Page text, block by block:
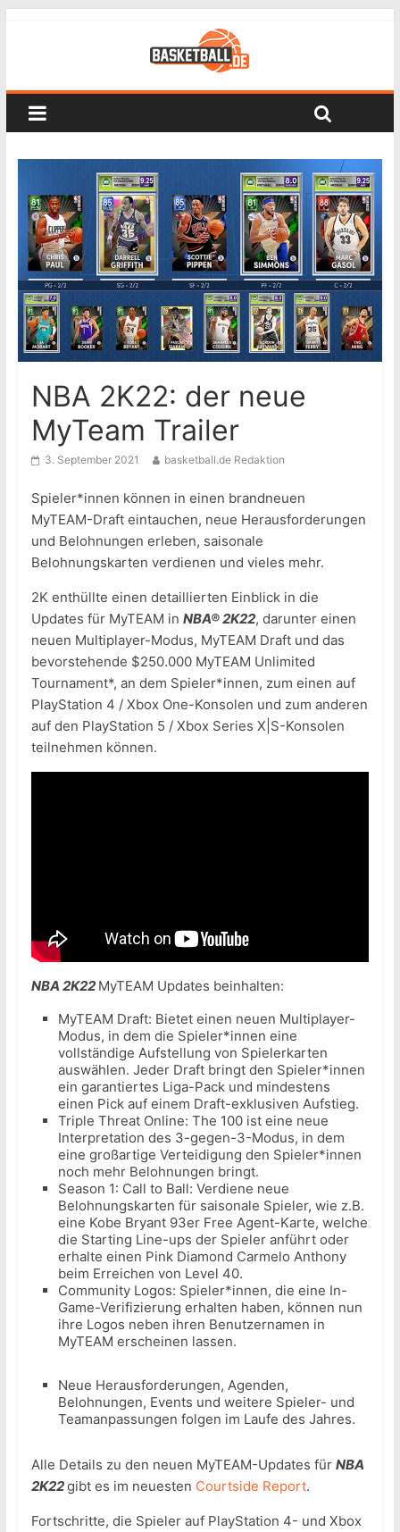
NBA 2K22: der neue
MyTeam Trailer
3. September 2021 basketball.de Redaktion
Spieler*innen können in einen brandneuen
MyTEAM-Draft eintauchen, neue Herausforderungen
und Belohnungen erleben, saisonale
Belohnungskarten verdienen und vieles mehr.
2K enthüllte einen detaillierten Einblick in die
Updates für MyTEAM in NBA® 2K22, darunter einen
neuen Multiplayer-Modus, MyTEAM Draft und das
bevorstehende $250.000 MyTEAM Unlimited
Tournament*, an dem Spieler*innen, zum einen auf
PlayStation 4 / Xbox One-Konsolen und zum anderen
auf den PlayStation 5 / Xbox Series X|S-Konsolen
teilnehmen können.
NBA 2K22 MyTEAM Updates beinhalten:
MyTEAM Draft: Bietet einen neuen Multiplayer-
Modus, in dem die Spieler*innen eine
vollständige Aufstellung von Spielerkarten
auswählen. Jeder Draft bringt den Spieler*innen
ein garantiertes Liga-Pack und mindestens
einen Pick auf einem Draft-exklusiven Aufstieg.
Triple Threat Online: The 100 ist eine neue
Interpretation des 3-gegen-3-Modus, in dem
eine großartige Verteidigung den Spieler*innen
noch mehr Belohnungen bringt.
Season 1: Call to Ball: Verdiene neue
Belohnungskarten für saisonale Spieler, wie z.B.
eine Kobe Bryant 93er Free Agent-Karte, welche
die Starting Line-ups der Spieler anführt oder
erhalte einen Pink Diamond Carmelo Anthony
beim Erreichen von Level 40.
Community Logos: Spieler*innen, die eine In-
Game-Verifizierung erhalten haben, können nun
ihre Logos neben ihren Benutzernamen in
MyTEAM erscheinen lassen.
Neue Herausforderungen, Agenden,
Belohnungen, Events und weitere Spieler- und
Teamanpassungen folgen im Laufe des Jahres.
Alle Details zu den neuen MyTEAM-Updates für NBA
2K22gibt es im neuesten Courtside Report.
Fortschritte, die Spieler auf PlayStation 4- und Xbox